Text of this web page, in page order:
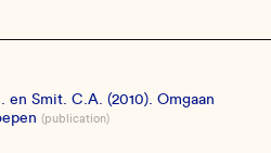
en Smit. C.A. (2010). Omgaan
(publication)